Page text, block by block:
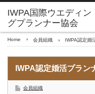
Home 会員組織 IWPA認定婚
IWPA認定婚活プラン
会員組織